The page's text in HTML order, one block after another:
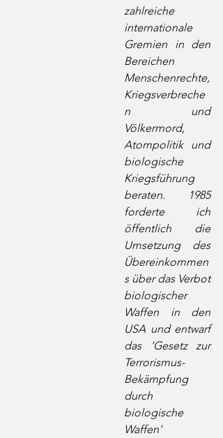
zahlreiche
internationale
Gremien in den
Bereichen
Menschenrechte,
Kriegsverbreche
n und
Völkermord,
Atompolitik und
biologische
Kriegsführung
beraten. 1985
forderte ich
öffentlich die
Umsetzung des
Übereinkommen
s über das Verbot
biologischer
Waffen in den
USA und entwarf
das 'Gesetz zur
Terrorismus-
Bekämpfung
durch
biologische
Waffen'